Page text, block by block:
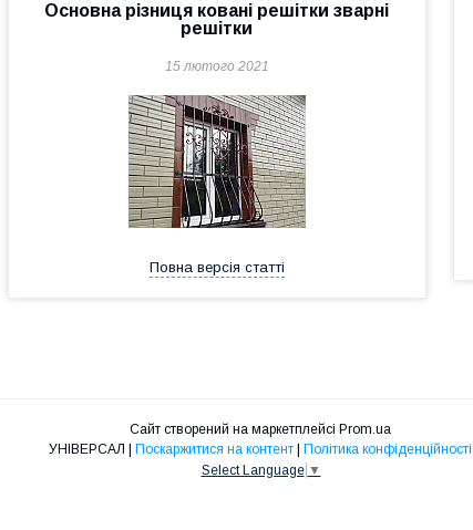
Основна різниця ковані решітки зварні
решітки
15 лютого 2021
Повна версія статті
Сайт створений на маркетплейсі Prom.ua
Поскаржитися на контент
Політика конфіденційності
Select Language ▼